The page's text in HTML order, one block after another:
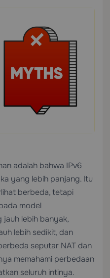
adalah bahwa IPv6
yang lebih panjang. Itu
berbeda, tetapi
model
jauh lebih banyak,
lebih sedikit, dan
seputar NAT dan
memahami perbedaan
seluruh intinya.